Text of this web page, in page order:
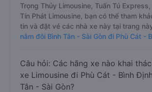
Trọng Thủy Limousine, Tuấn Tú Express,
Tín Phát Limousine, bạn có thể tham
tin và đặt vé các nhà xe này tại trang
nằm đôi Bình Tân - Sài Gòn đi Phù Cát -
Câu hỏi: Các hãng xe nào khai
xe Limousine đi Phù Cát - Bình
Tân - Sài Gòn?